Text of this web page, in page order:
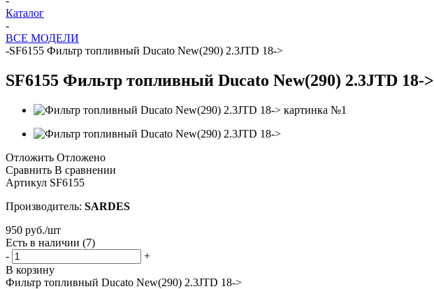
Каталог
-
ВСЕ МОДЕЛИ
-SF6155 Фильтр топливный Ducato New(290) 2.3JTD 18->
SF6155 Фильтр топливный Ducato New(290) 2.3JTD 18->
Отложить Отложено
Сравнить В сравнении
Артикул SF6155
Производитель: SARDES
950 руб./шт
Есть в наличии (7)
-
+
В корзину
Фильтр топливный Ducato New(290) 2.3JTD 18->